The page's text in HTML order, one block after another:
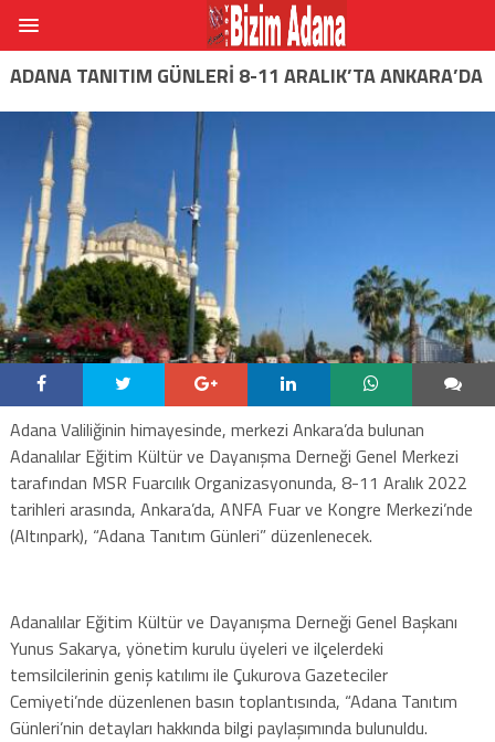
ADANA TANITIM GÜNLERİ 8-11 ARALIK’TA ANKARA’DA
Adana Valiliğinin himayesinde, merkezi Ankara’da bulunan
Adanalılar Eğitim Kültür ve Dayanışma Derneği Genel Merkezi
tarafından MSR Fuarcılık Organizasyonunda, 8-11 Aralık 2022
tarihleri arasında, Ankara’da, ANFA Fuar ve Kongre Merkezi’nde
(Altınpark), “Adana Tanıtım Günleri” düzenlenecek.
Adanalılar Eğitim Kültür ve Dayanışma Derneği Genel Başkanı
Yunus Sakarya, yönetim kurulu üyeleri ve ilçelerdeki
temsilcilerinin geniş katılımı ile Çukurova Gazeteciler
Cemiyeti’nde düzenlenen basın toplantısında, “Adana Tanıtım
Günleri’nin detayları hakkında bilgi paylaşımında bulunuldu.